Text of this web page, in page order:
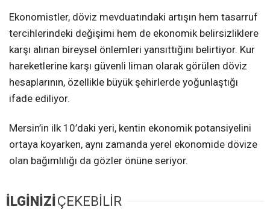
Ekonomistler, döviz mevduatındaki artışın hem tasarruf
tercihlerindeki değişimi hem de ekonomik belirsizliklere
karşı alınan bireysel önlemleri yansıttığını belirtiyor. Kur
hareketlerine karşı güvenli liman olarak görülen döviz
hesaplarının, özellikle büyük şehirlerde yoğunlaştığı
ifade ediliyor.
Mersin’in ilk 10’daki yeri, kentin ekonomik potansiyelini
ortaya koyarken, aynı zamanda yerel ekonomide dövize
olan bağımlılığı da gözler önüne seriyor.
İLGİNİZİ ÇEKEBİLİR